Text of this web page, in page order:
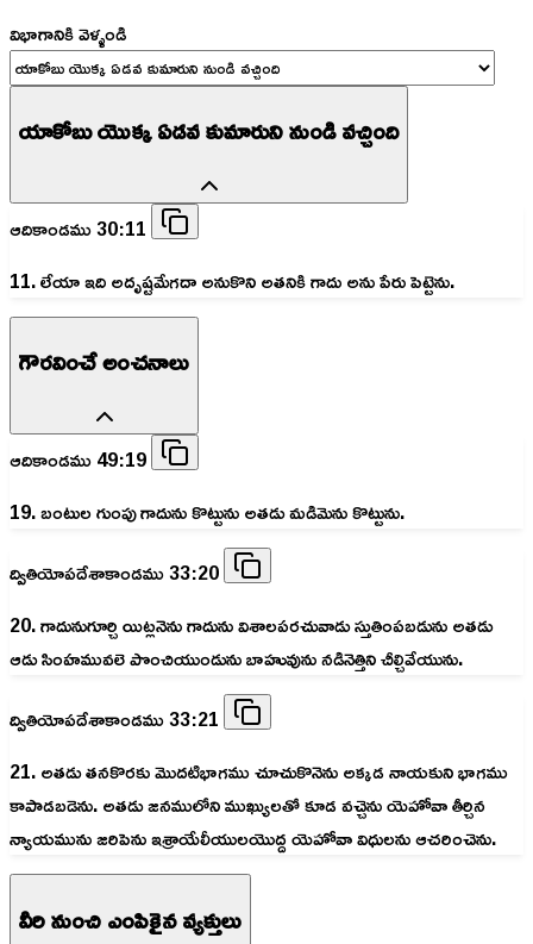
విభాగానికి వెళ్ళండి
యాకోబు యొక్క ఏడవ కుమారుని నుండి వచ్చింది
ఆదికాండము 30:11
11. లేయా ఇది అదృష్టమేగదా అనుకొని అతనికి గాదు అను పేరు పెట్టెను.
గౌరవించే అంచనాలు
ఆదికాండము 49:19
19. బంటుల గుంపు గాదును కొట్టును అతడు మడిమెను కొట్టును.
ద్వితియోపదేశాకాండము 33:20
20. గాదునుగూర్చి యిట్లనెను గాదును విశాలపరచువాడు స్తుతింపబడును అతడు
ఆడు సింహమువలె పొంచియుండును బాహువును నడినెత్తిని చీల్చివేయును.
ద్వితియోపదేశాకాండము 33:21
21. అతడు తనకొరకు మొదటిభాగము చూచుకొనెను అక్కడ నాయకుని భాగము
కాపాడబడెను. అతడు జనములోని ముఖ్యులతో కూడ వచ్చెను యెహోవా తీర్చిన
న్యాయమును జరిపెను ఇశ్రాయేలీయులయొద్ద యెహోవా విధులను ఆచరించెను.
వీరి నుంచి ఎంపికైన వ్యక్తులు